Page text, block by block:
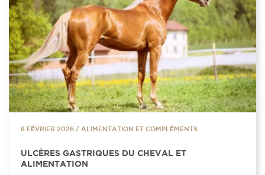
8 FÉVRIER 2026 / ALIMENTATION ET COMPLÉMENTS
ULCÈRES GASTRIQUES DU CHEVAL ET
ALIMENTATION